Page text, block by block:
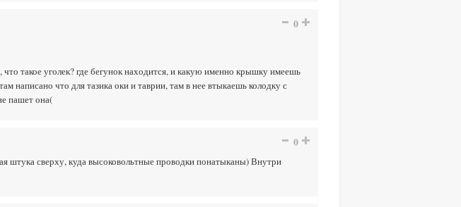
0
такое уголек? где бегунок находится, и какую именно крышку имеешь
написано что для тазика оки и таврии, там в нее втыкаешь колодку с
пашет она(
0
штука сверху, куда высоковольтные проводки понатыканы) Внутри